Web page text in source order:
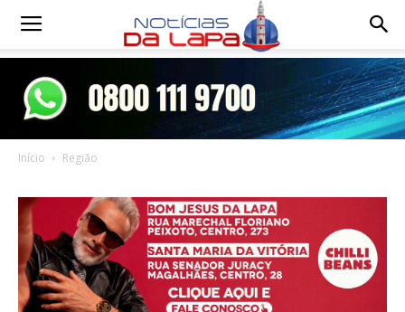
Notícias
Início Região